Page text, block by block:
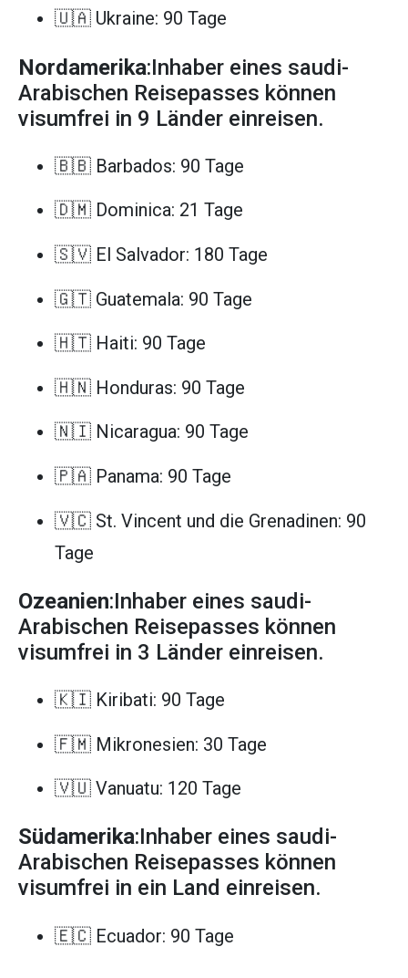
🇺🇦 Ukraine: 90 Tage
Nordamerika:Inhaber eines saudi-
Arabischen Reisepasses können
visumfrei in 9 Länder einreisen.
🇧🇧 Barbados: 90 Tage
🇩🇲 Dominica: 21 Tage
🇸🇻 El Salvador: 180 Tage
🇬🇹 Guatemala: 90 Tage
🇭🇹 Haiti: 90 Tage
🇭🇳 Honduras: 90 Tage
🇳🇮 Nicaragua: 90 Tage
🇵🇦 Panama: 90 Tage
🇻🇨 St. Vincent und die Grenadinen: 90
Tage
Ozeanien:Inhaber eines saudi-
Arabischen Reisepasses können
visumfrei in 3 Länder einreisen.
🇰🇮 Kiribati: 90 Tage
🇫🇲 Mikronesien: 30 Tage
🇻🇺 Vanuatu: 120 Tage
Südamerika:Inhaber eines saudi-
Arabischen Reisepasses können
visumfrei in ein Land einreisen.
🇪🇨 Ecuador: 90 Tage